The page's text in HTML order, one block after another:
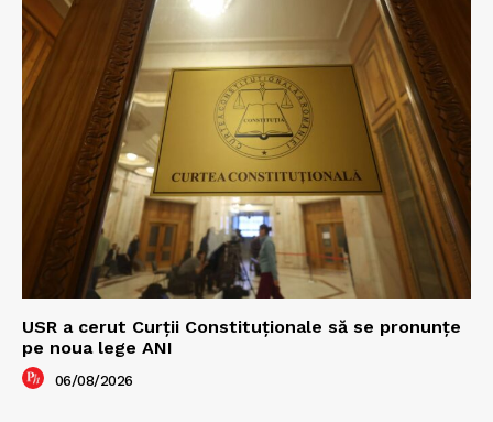
USR a cerut Curții Constituționale să se pronunțe
pe noua lege ANI
06/08/2026